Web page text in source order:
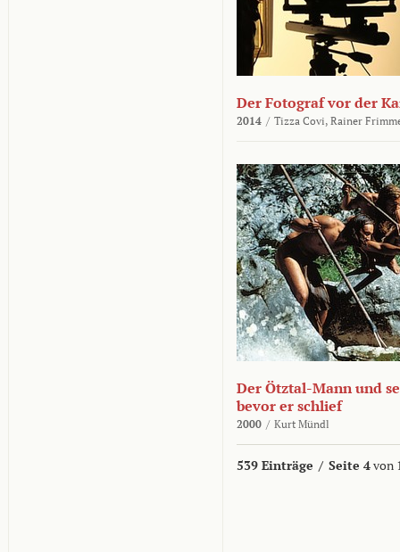
Der Fotograf vor der
2014 / Tizza Covi, Rainer
Der Ötztal-Mann und
bevor er schlief
2000 / Kurt Mündl
539 Einträge / Seite 4von